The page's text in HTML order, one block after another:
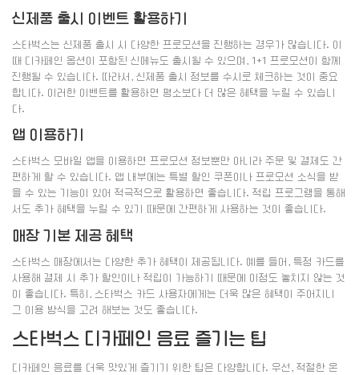
신제품 출시 이벤트 활용하기
스타벅스는 신제품 출시 시 다양한 프로모션을 진행하는 경우가 많습니다. 이
때 디카페인 옵션이 포함된 신메뉴도 출시될 수 있으며, 1+1 프로모션이 함께
진행될 수 있습니다. 따라서, 신제품 출시 정보를 수시로 체크하는 것이 중요
합니다. 이러한 이벤트를 활용하면 평소보다 더 많은 혜택을 누릴 수 있습니
다.
앱 이용하기
스타벅스 모바일 앱을 이용하면 프로모션 정보뿐만 아니라 주문 및 결제도 간
편하게 할 수 있습니다. 앱 내부에는 특별 할인 쿠폰이나 프로모션 소식을 받
을 수 있는 기능이 있어 적극적으로 활용하면 좋습니다. 적립 프로그램을 통해
서도 추가 혜택을 누릴 수 있기 때문에 간편하게 사용하는 것이 좋습니다.
매장 기본 제공 혜택
스타벅스 매장에서는 다양한 추가 혜택이 제공됩니다. 예를 들어, 특정 카드를
사용해 결제 시 추가 할인이나 적립이 가능하기 때문에 이점도 놓치지 않는 것
이 좋습니다. 특히, 스타벅스 카드 사용자에게는 더욱 많은 혜택이 주어지니
그 이용 방식을 고려 해보는 것도 좋습니다.
스타벅스 디카페인 음료 즐기는 팁
디카페인 음료를 더욱 맛있게 즐기기 위한 팁은 다양합니다. 우선, 적절한 온